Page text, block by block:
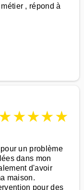
, répond à
★★★★
un problème
dans mon
d'avoir
maison.
pour des